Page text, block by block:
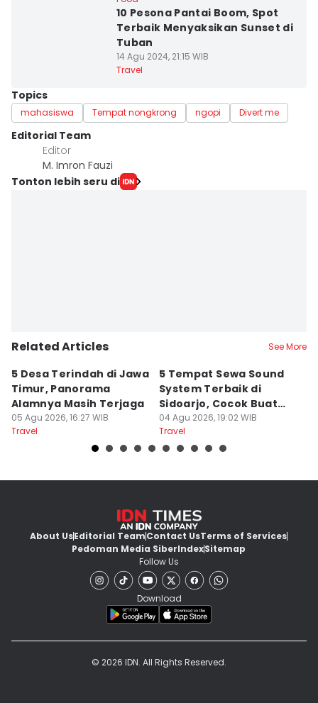
10 Pesona Pantai Boom, Spot
Terbaik Menyaksikan Sunset di
Tuban
14 Agu 2024, 21:15 WIB
Travel
Topics
mahasiswa Tempat nongkrong ngopi Divert me
Editorial Team
Editor
M. Imron Fauzi
Tonton lebih seru di
Related Articles See More
5 Desa Terindah di Jawa
Timur, Panorama
Alamnya Masih Terjaga
05 Agu 2026, 16:27 WIB
Travel
5 Tempat Sewa Sound
System Terbaik di
Sidoarjo, Cocok Buat
Agustusan
04 Agu 2026, 19:02 WIB
Travel
About UsEditorial TeamContact UsTerms of Services
Pedoman Media SiberIndexSitemap
Follow Us
Download
© 2026 IDN. All Rights Reserved.